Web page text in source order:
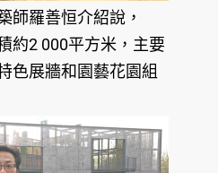
師羅善恒介紹說，
約2 000平方米，主要
色展牆和園藝花園組